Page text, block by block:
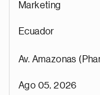
Marketing
Ecuador
Av. Amazonas
Ago 05, 2026